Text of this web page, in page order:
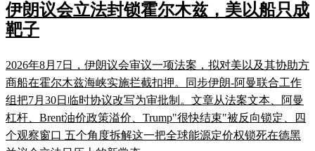
伊朗议会立法封锁霍尔木兹，美以船只成
靶子
2026年8月7日，伊朗议会审议一项法案，拟对美以及其协助方
商船在霍尔木兹海峡实施拦截扣押。同步伊朗-阿曼联合工作
组把7月30日临时协议改写为审批制。文章从法案文本、阿曼
杠杆、Brent油价政策溢价、Trump"很快结束"被反向锁定、四
个观察窗口 五个角度拆解这一把全球能源定价权锁死在德黑